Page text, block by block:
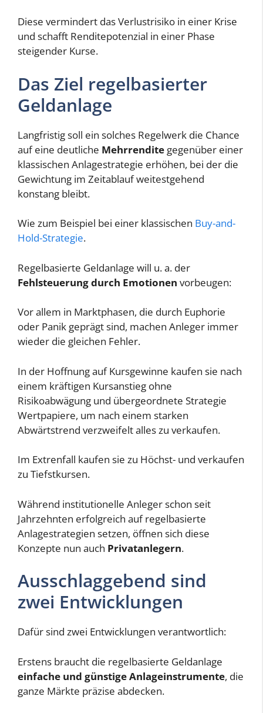
Diese vermindert das Verlustrisiko in einer Krise
und schafft Renditepotenzial in einer Phase
steigender Kurse.
Das Ziel regelbasierter
Geldanlage
Langfristig soll ein solches Regelwerk die Chance
auf eine deutliche Mehrrendite gegenüber einer
klassischen Anlagestrategie erhöhen, bei der die
Gewichtung im Zeitablauf weitestgehend
konstang bleibt.
Wie zum Beispiel bei einer klassischen Buy-and-
Hold-Strategie.
Regelbasierte Geldanlage will u. a. der
Fehlsteuerung durch Emotionen vorbeugen:
Vor allem in Marktphasen, die durch Euphorie
oder Panik geprägt sind, machen Anleger immer
wieder die gleichen Fehler.
In der Hoffnung auf Kursgewinne kaufen sie nach
einem kräftigen Kursanstieg ohne
Risikoabwägung und übergeordnete Strategie
Wertpapiere, um nach einem starken
Abwärtstrend verzweifelt alles zu verkaufen.
Im Extrenfall kaufen sie zu Höchst- und verkaufen
zu Tiefstkursen.
Während institutionelle Anleger schon seit
Jahrzehnten erfolgreich auf regelbasierte
Anlagestrategien setzen, öffnen sich diese
Konzepte nun auch Privatanlegern.
Ausschlaggebend sind
zwei Entwicklungen
Dafür sind zwei Entwicklungen verantwortlich:
Erstens braucht die regelbasierte Geldanlage
einfache und günstige Anlageinstrumente, die
ganze Märkte präzise abdecken.